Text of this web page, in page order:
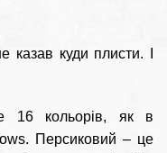
куди плисти. І
16 кольорів, як в
Персиковий – це